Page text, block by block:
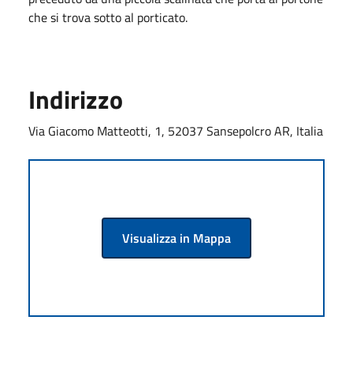
che si trova sotto al porticato.
Indirizzo
Via Giacomo Matteotti, 1, 52037 Sansepolcro AR, Italia
Visualizza in Mappa